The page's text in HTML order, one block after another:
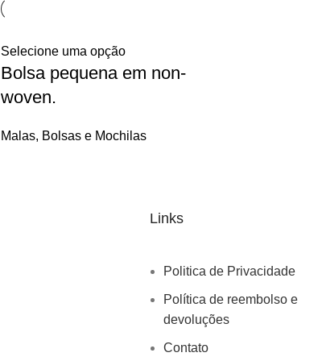
Selecione uma opção
Bolsa pequena em non-
woven.
Malas, Bolsas e Mochilas
Links
Politica de Privacidade
Política de reembolso e
devoluções
Contato